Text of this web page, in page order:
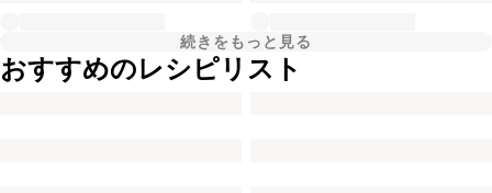
続きをもっと見る
おすすめのレシピリスト